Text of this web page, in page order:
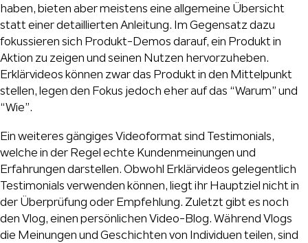
haben, bieten aber meistens eine allgemeine Übersicht
statt einer detaillierten Anleitung. Im Gegensatz dazu
fokussieren sich Produkt-Demos darauf, ein Produkt in
Aktion zu zeigen und seinen Nutzen hervorzuheben.
Erklärvideos können zwar das Produkt in den Mittelpunkt
stellen, legen den Fokus jedoch eher auf das “Warum” und
“Wie”.
Ein weiteres gängiges Videoformat sind Testimonials,
welche in der Regel echte Kundenmeinungen und
Erfahrungen darstellen. Obwohl Erklärvideos gelegentlich
Testimonials verwenden können, liegt ihr Hauptziel nicht in
der Überprüfung oder Empfehlung. Zuletzt gibt es noch
den Vlog, einen persönlichen Video-Blog. Während Vlogs
die Meinungen und Geschichten von Individuen teilen, sind